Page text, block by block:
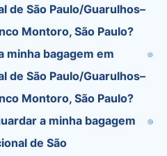
de São Paulo/Guarulhos–
Montoro, São Paulo?
minha bagagem em
de São Paulo/Guarulhos–
Montoro, São Paulo?
a minha bagagem
de São